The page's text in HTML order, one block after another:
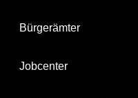
Bürgerämter
Jobcenter